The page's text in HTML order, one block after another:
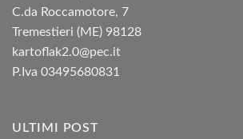
C.da Roccamotore, 7
Tremestieri (ME) 98128
kartoflak2.0@pec.it
P.Iva 03495680831
ULTIMI POST